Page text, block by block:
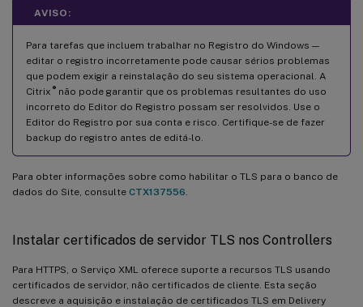
AVISO:
Para tarefas que incluem trabalhar no Registro do Windows —
editar o registro incorretamente pode causar sérios problemas
que podem exigir a reinstalação do seu sistema operacional. A
Citrix ®não pode garantir que os problemas resultantes do uso
incorreto do Editor do Registro possam ser resolvidos. Use o
Editor do Registro por sua conta e risco. Certifique-se de fazer
backup do registro antes de editá-lo.
Para obter informações sobre como habilitar o TLS para o banco de
dados do Site, consulte CTX137556
Instalar certificados de servidor TLS nos Controllers
Para HTTPS, o Serviço XML oferece suporte a recursos TLS usando
certificados de servidor, não certificados de cliente. Esta seção
descreve a aquisição e instalação de certificados TLS em Delivery